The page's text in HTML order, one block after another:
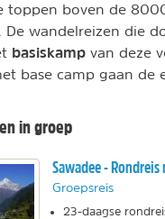
toppen boven de
De wandelreizen die
basiskamp van deze
base camp gaan de
in groep
Sawadee -
Groepsreis
23-daagse